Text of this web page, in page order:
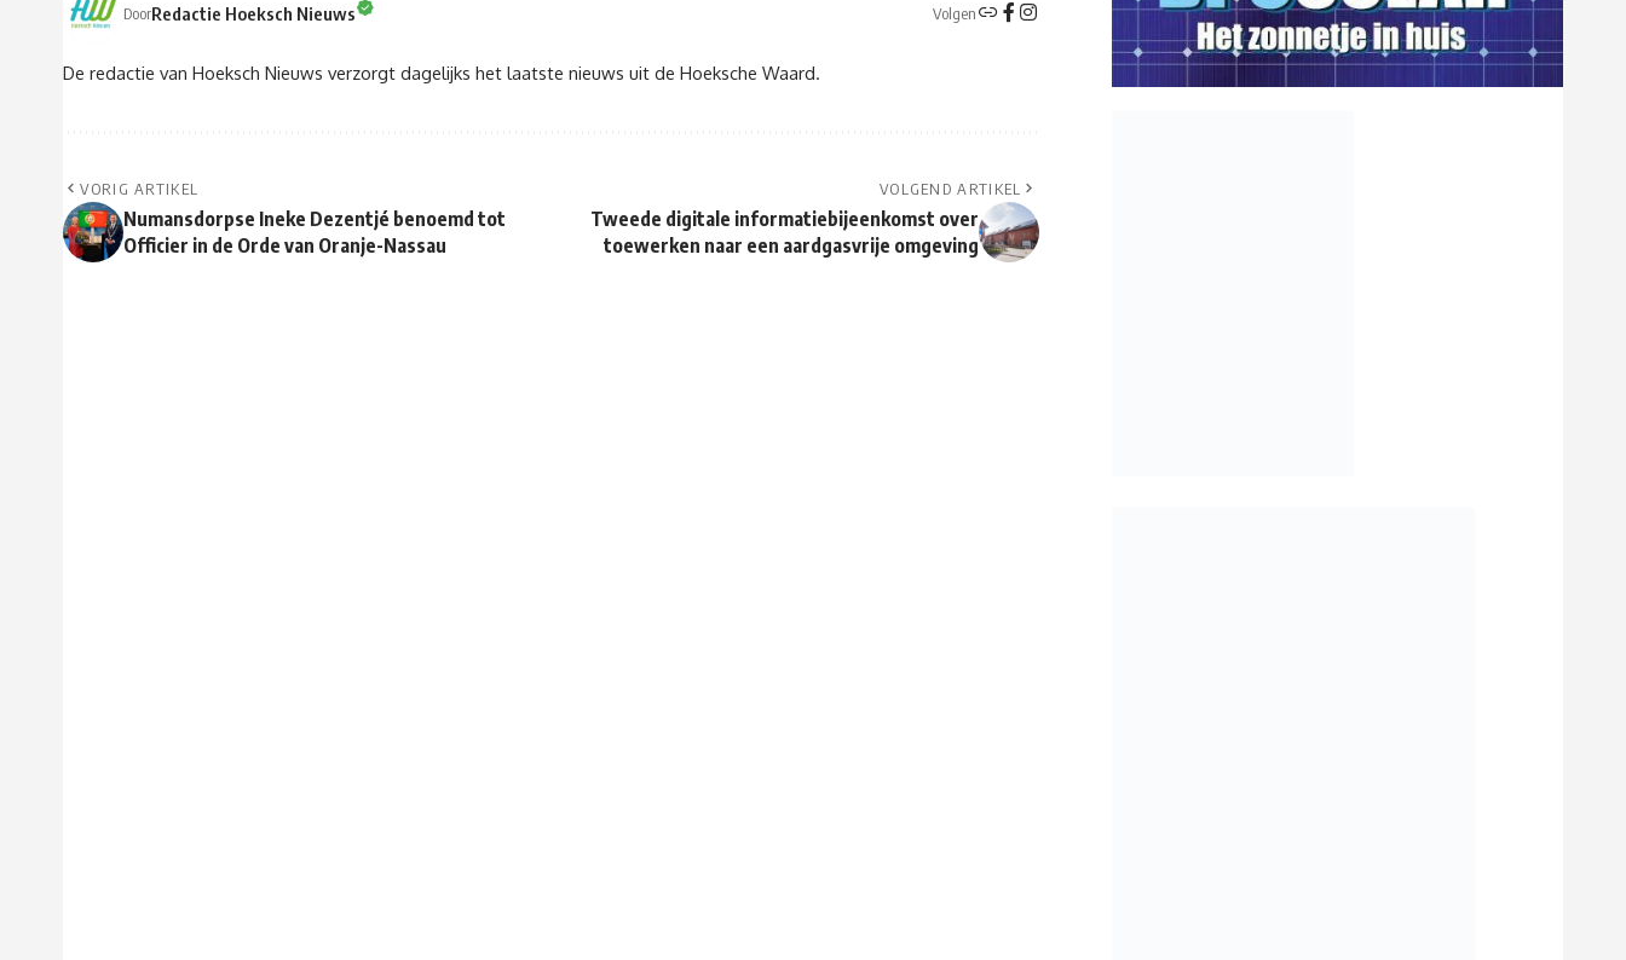
DoorRedactie Hoeksch Nieuws Volgen
De redactie van Hoeksch Nieuws verzorgt dagelijks het laatste nieuws uit de Hoeksche Waard.
VORIG ARTIKEL
Numansdorpse Ineke Dezentjé benoemd tot
Officier in de Orde van Oranje-Nassau
VOLGEND ARTIKEL
Tweede digitale informatiebijeenkomst over
toewerken naar een aardgasvrije omgeving